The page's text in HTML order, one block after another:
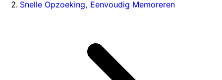
Snelle Opzoeking, Eenvoudig Memoreren